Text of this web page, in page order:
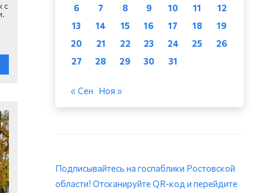
с
6
7 8 9 10 11
12
13
14 15 16 17 18
19
20
21 22 23 24 25
26
27
28 29 30 31
« Сен Ноя »
Подписывайтесь на госпаблики Ростовской
области! Отсканируйте QR-код и перейдите